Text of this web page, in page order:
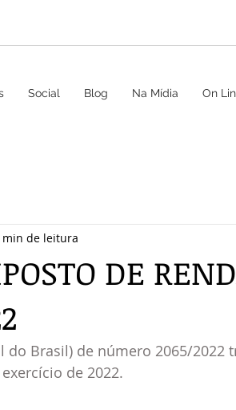
Social Blog Na Mídia On
DE
min de leitura
do Brasil) de número 2065/2022
de 2022.